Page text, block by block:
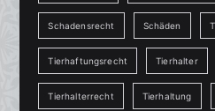
Schadensrecht Schäden
Tierhaftungsrecht Tierhalter
Tierhalterrecht Tierhaltung